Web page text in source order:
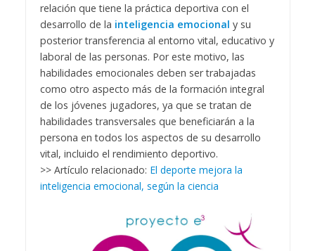
relación que tiene la práctica deportiva con el
desarrollo de la inteligencia emocional y su
posterior transferencia al entorno vital, educativo y
laboral de las personas. Por este motivo, las
habilidades emocionales deben ser trabajadas
como otro aspecto más de la formación integral
de los jóvenes jugadores, ya que se tratan de
habilidades transversales que beneficiarán a la
persona en todos los aspectos de su desarrollo
vital, incluido el rendimiento deportivo.
>> Artículo relacionado: El deporte mejora la
inteligencia emocional, según la ciencia